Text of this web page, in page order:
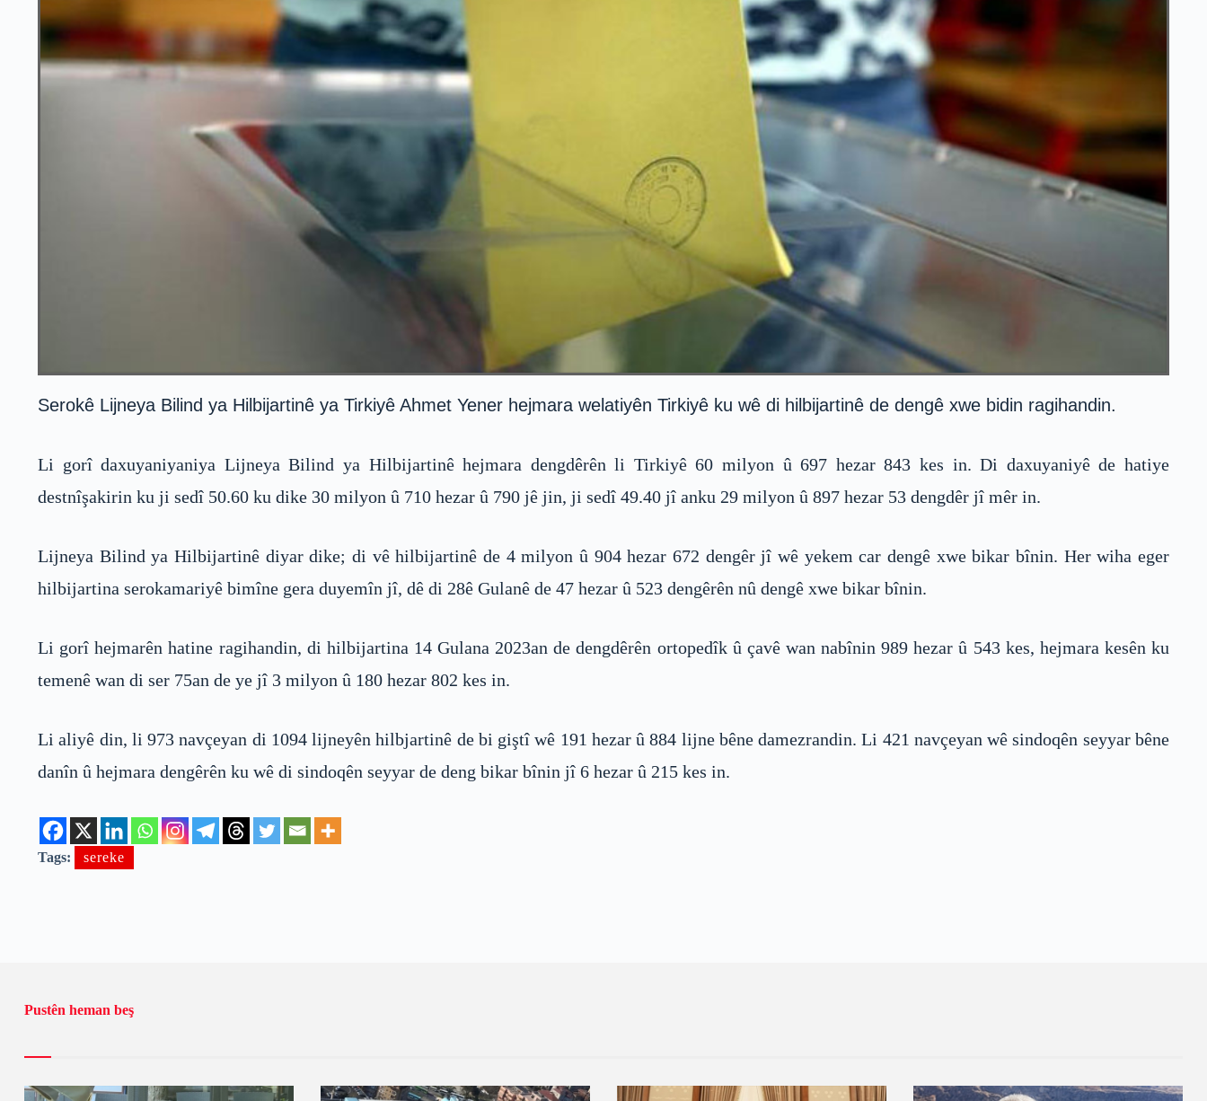
Serokê Lijneya Bilind ya Hilbijartinê ya Tirkiyê Ahmet Yener hejmara welatiyên Tirkiyê ku wê di hilbijartinê de dengê xwe bidin ragihandin.
Li gorî daxuyaniyaniya Lijneya Bilind ya Hilbijartinê hejmara dengdêrên li Tirkiyê 60 milyon û 697 hezar 843 kes in. Di daxuyaniyê de hatiye
destnîşakirin ku ji sedî 50.60 ku dike 30 milyon û 710 hezar û 790 jê jin, ji sedî 49.40 jî anku 29 milyon û 897 hezar 53 dengdêr jî mêr in.
Lijneya Bilind ya Hilbijartinê diyar dike; di vê hilbijartinê de 4 milyon û 904 hezar 672 dengêr jî wê yekem car dengê xwe bikar bînin. Her wiha eger
hilbijartina serokamariyê bimîne gera duyemîn jî, dê di 28ê Gulanê de 47 hezar û 523 dengêrên nû dengê xwe bikar bînin.
Li gorî hejmarên hatine ragihandin, di hilbijartina 14 Gulana 2023an de dengdêrên ortopedîk û çavê wan nabînin 989 hezar û 543 kes, hejmara kesên ku
temenê wan di ser 75an de ye jî 3 milyon û 180 hezar 802 kes in.
Li aliyê din, li 973 navçeyan di 1094 lijneyên hilbjartinê de bi giştî wê 191 hezar û 884 lijne bêne damezrandin. Li 421 navçeyan wê sindoqên seyyar bêne
danîn û hejmara dengêrên ku wê di sindoqên seyyar de deng bikar bînin jî 6 hezar û 215 kes in.
Tags: sereke
Pustên heman beş